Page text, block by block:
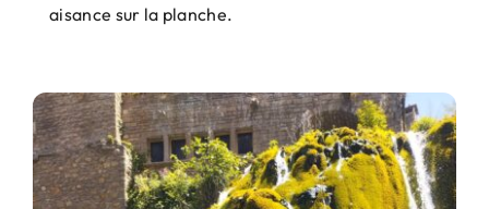
aisance sur la planche.